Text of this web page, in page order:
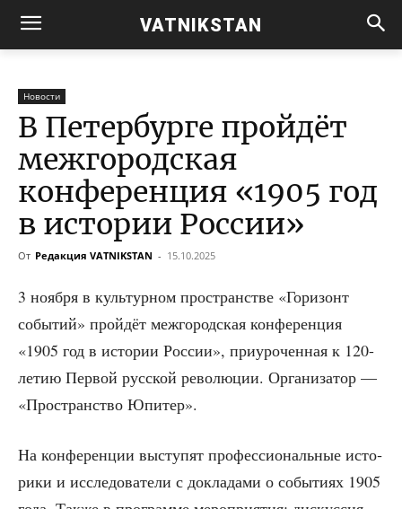
VATNIKSTAN
Новости
В Петербурге пройдёт
межгородская
конференция «1905 год
в истории России»
От Редакция VATNIKSTAN - 15.10.2025
3 нояб­ря в куль­тур­ном про­стран­стве «Гори­зонт
собы­тий» прой­дёт меж­го­род­ская кон­фе­рен­ция
«1905 год в исто­рии Рос­сии», при­уро­чен­ная к 120-
летию Пер­вой рус­ской рево­лю­ции. Орга­ни­за­тор —
«Про­стран­ство Юпитер».
На кон­фе­рен­ции высту­пят про­фес­си­о­наль­ные исто­
ри­ки и иссле­до­ва­те­ли с докла­да­ми о собы­ти­ях 1905